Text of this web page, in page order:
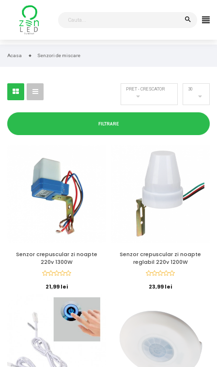
search
Acasa Senzori de miscare
PRET - CRESCATOR

30

FILTRARE
Senzor crepuscular zi noapte
220v 1300W
21,99 lei
Senzor crepuscular zi noapte
reglabil 220v 1200W
23,99 lei